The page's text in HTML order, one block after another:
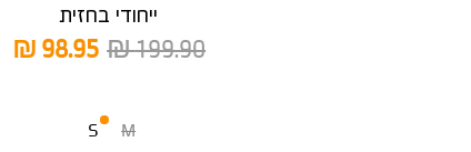
ייחודי בחזית
מחיר
98.95 ₪
מחיר
199.90 ₪
S
M